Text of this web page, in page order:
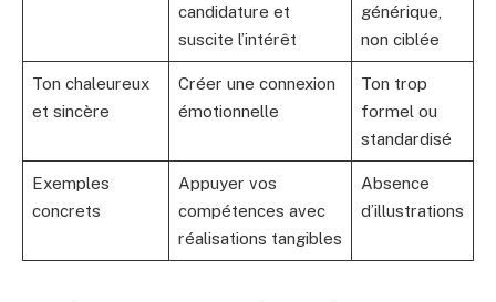
candidature et
suscite l’intérêt
générique,
non ciblée
Ton chaleureux
et sincère
Créer une connexion
émotionnelle
Ton trop
formel ou
standardisé
Exemples
concrets
Appuyer vos
compétences avec
réalisations tangibles
Absence
d’illustrations